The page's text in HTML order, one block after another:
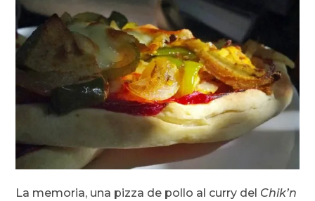
La memoria, una pizza de pollo al curry del Chik’n